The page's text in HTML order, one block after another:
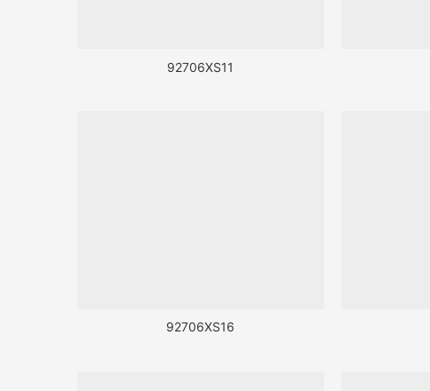
92706XS11
92706XS16